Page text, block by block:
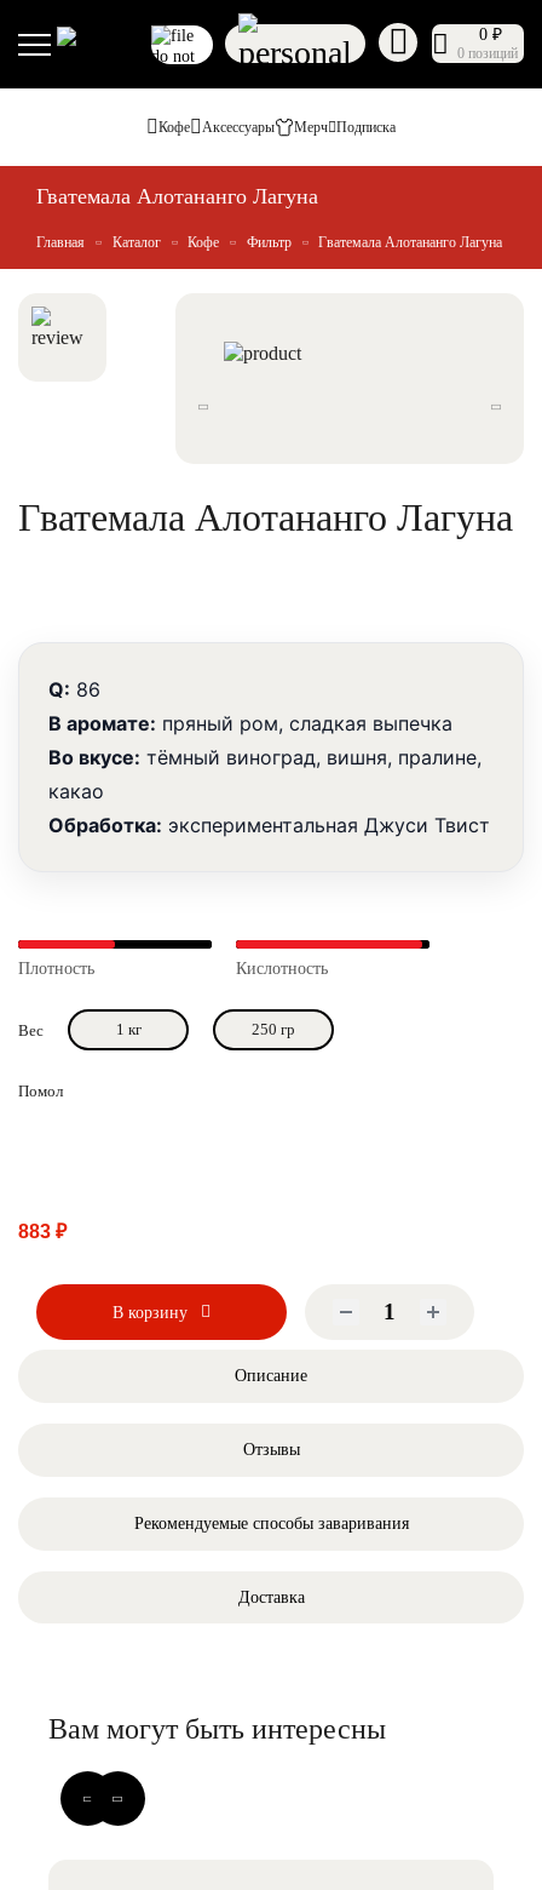
0 ₽
0 позиций
Кофе Аксессуары Мерч Подписка
Гватемала Алотананго Лагуна
Главная Каталог Кофе Фильтр Гватемала Алотананго Лагуна
Гватемала Алотананго Лагуна
Q: 86
В аромате: пряный ром, сладкая выпечка
Во вкусе: тёмный виноград, вишня, пралине,
какао
Обработка: экспериментальная Джуси Твист
Плотность Кислотность
Вес 1 кг 250 гр
Помол
883 ₽
В корзину
Описание
Отзывы
Рекомендуемые способы заваривания
Доставка
Вам могут быть интересны